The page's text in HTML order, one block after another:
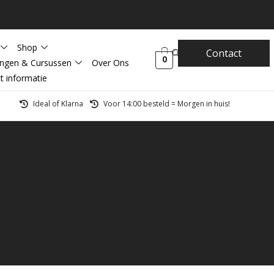
Shop
& Cursussen
Over Ons
informatie
0 Contact
Ideal of Klarna Voor 14:00 besteld = Morgen in huis!